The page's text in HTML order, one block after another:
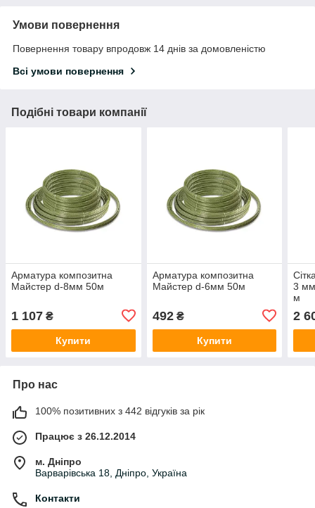
Умови повернення
Повернення товару впродовж 14 днів за домовленістю
Всі умови повернення
Подібні товари компанії
Арматура композитна
Майстер d-8мм 50м
1 107 ₴
Купити
Арматура композитна
Майстер d-6мм 50м
492₴
Купити
3
м
2
Про нас
100% позитивних з 442 відгуків за рік
Працює з 26.12.2014
м. Дніпро
Варварівська 18, Дніпро, Україна
Контакти